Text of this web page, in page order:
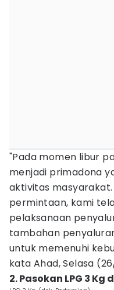
"Pada momen libur
menjadi primadona
aktivitas
permintaan, kami
pelaksanaan
tambahan
untuk memenuhi
kata Ahad, Selasa
2. Pasokan LPG 3